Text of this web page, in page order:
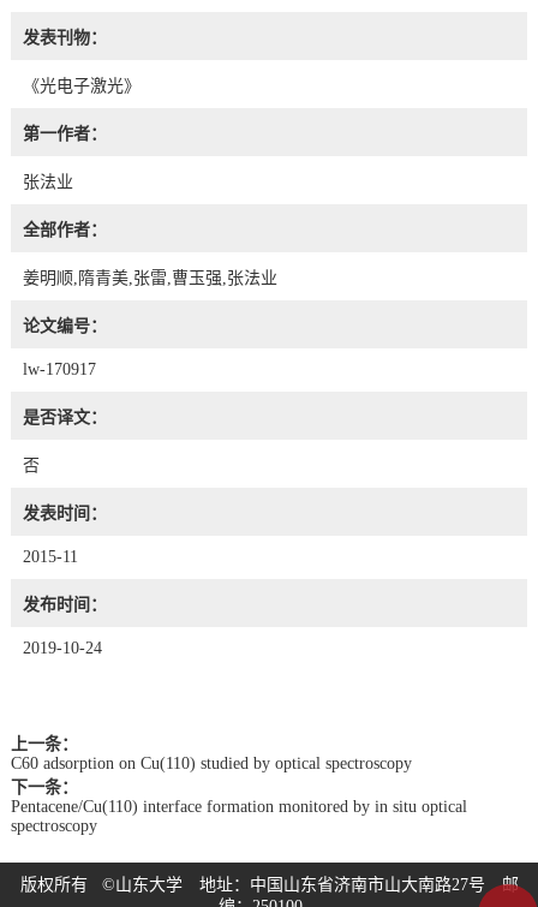
发表刊物：
《光电子激光》
第一作者：
张法业
全部作者：
姜明顺,隋青美,张雷,曹玉强,张法业
论文编号：
lw-170917
是否译文：
否
发表时间：
2015-11
发布时间：
2019-10-24
上一条：
C60 adsorption on Cu(110) studied by optical spectroscopy
下一条：
Pentacene/Cu(110) interface formation monitored by in situ optical
spectroscopy
版权所有 ©山东大学 地址：中国山东省济南市山大南路27号 邮